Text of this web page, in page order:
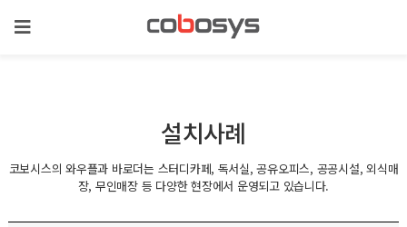
설치사례
코보시스의 와우플과 바로더는 스터디카페, 독서실, 공유오피스, 공공시설, 외식매
장, 무인매장 등 다양한 현장에서 운영되고 있습니다.